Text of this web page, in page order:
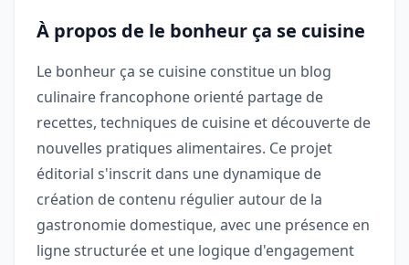
À propos de le bonheur ça se cuisine
Le bonheur ça se cuisine constitue un blog
culinaire francophone orienté partage de
recettes, techniques de cuisine et découverte de
nouvelles pratiques alimentaires. Ce projet
éditorial s'inscrit dans une dynamique de
création de contenu régulier autour de la
gastronomie domestique, avec une présence en
ligne structurée et une logique d'engagement